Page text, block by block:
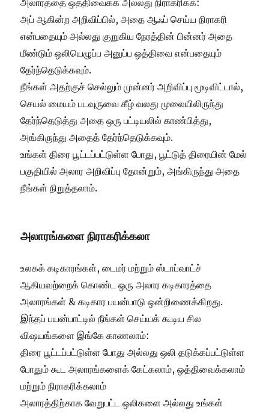
அலாரத்தை ஒத்திவைக்க அல்லது நிராகரிக்க:
அப் ஆகின்ற அறிவிப்பில், அதை ஆஃப் செய்ய நிராகரி
என்பதையும் அல்லது குறுகிய நேரத்தின் பின்னர் அதை
மீண்டும் ஒலியெழுப்ப அனுப்ப ஒத்திவை என்பதையும்
தேர்ந்தெடுக்கவும்.
நீங்கள் அதற்குச் செல்லும் முன்னர் அறிவிப்பு மூடிவிட்டால்,
செயல் மையம் படவுருவை கீழ் வலது மூலையிலிருந்து
தேர்ந்தெடுத்து அதை ஒரு பட்டியலில் காண்பித்து,
அங்கிருந்து அதைத் தேர்ந்தெடுக்கவும்.
உங்கள் திரை பூட்டப்பட்டுள்ள போது, பூட்டுத் திரையின் மேல்
பகுதியில் அலார அறிவிப்பு தோன்றும், அங்கிருந்து அதை
நீங்கள் நிறுத்தலாம்.
அலாரங்களை நிராகரிக்கலா
உலகக் கடிகாரங்கள், டைமர் மற்றும் ஸ்டாப்வாட்ச்
ஆகியவற்றைக் கொண்ட ஒரு அலார கடிகாரத்தை
அலாரங்கள் & கடிகார பயன்பாடு ஒன்றிணைக்கிறது.
இந்தப் பயன்பாட்டில் நீங்கள் செய்யக் கூடிய சில
விஷயங்களை இங்கே காணலாம்:
திரை பூட்டப்பட்டுள்ள போது அல்லது ஒலி தடுக்கப்பட்டுள்ள
போதும் கூட அலாரங்களைக் கேட்கலாம், ஒத்திவைக்கலாம்
மற்றும் நிராகரிக்கலாம்
அலாரத்திற்காக வேறுபட்ட ஒலிகளை அல்லது உங்கள்